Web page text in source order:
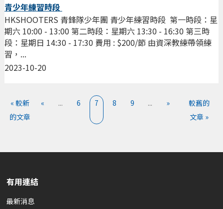
青少年練習時段
2023-10-20
HKSHOOTERS 青鋒隊少年團 青少年練習時段 第一時段：星
期六 10:00 - 13:00 第二時段：星期六 13:30 - 16:30 第三時
段：星期日 14:30 - 17:30 費用 : $200/節 由資深教練帶領練
習，...
« 較新
的文章
« ... 6 7 8 9 ... »
較舊的
文章 »
有用連結
最新消息